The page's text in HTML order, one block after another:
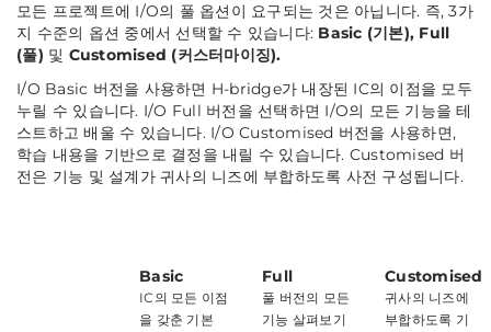
모든 프로젝트에 I/O의 풀 옵션이 요구되는 것은 아닙니다. 즉, 3가
지 수준의 옵션 중에서 선택할 수 있습니다: Basic (기본), Full
(풀) 및 Customised (커스터마이징).
I/O Basic 버전을 사용하면 H-bridge가 내장된 IC의 이점을 모두
누릴 수 있습니다. I/O Full 버전을 선택하면 I/O의 모든 기능을 테
스트하고 배울 수 있습니다. I/O Customised 버전을 사용하면,
학습 내용을 기반으로 결정을 내릴 수 있습니다. Customised 버
전은 기능 및 설계가 귀사의 니즈에 부합하도록 사전 구성됩니다.
Basic
IC의 모든 이점
을 갖춘 기본
Full
풀 버전의 모든
기능 살펴보기
Customised
귀사의 니즈에
부합하도록 기